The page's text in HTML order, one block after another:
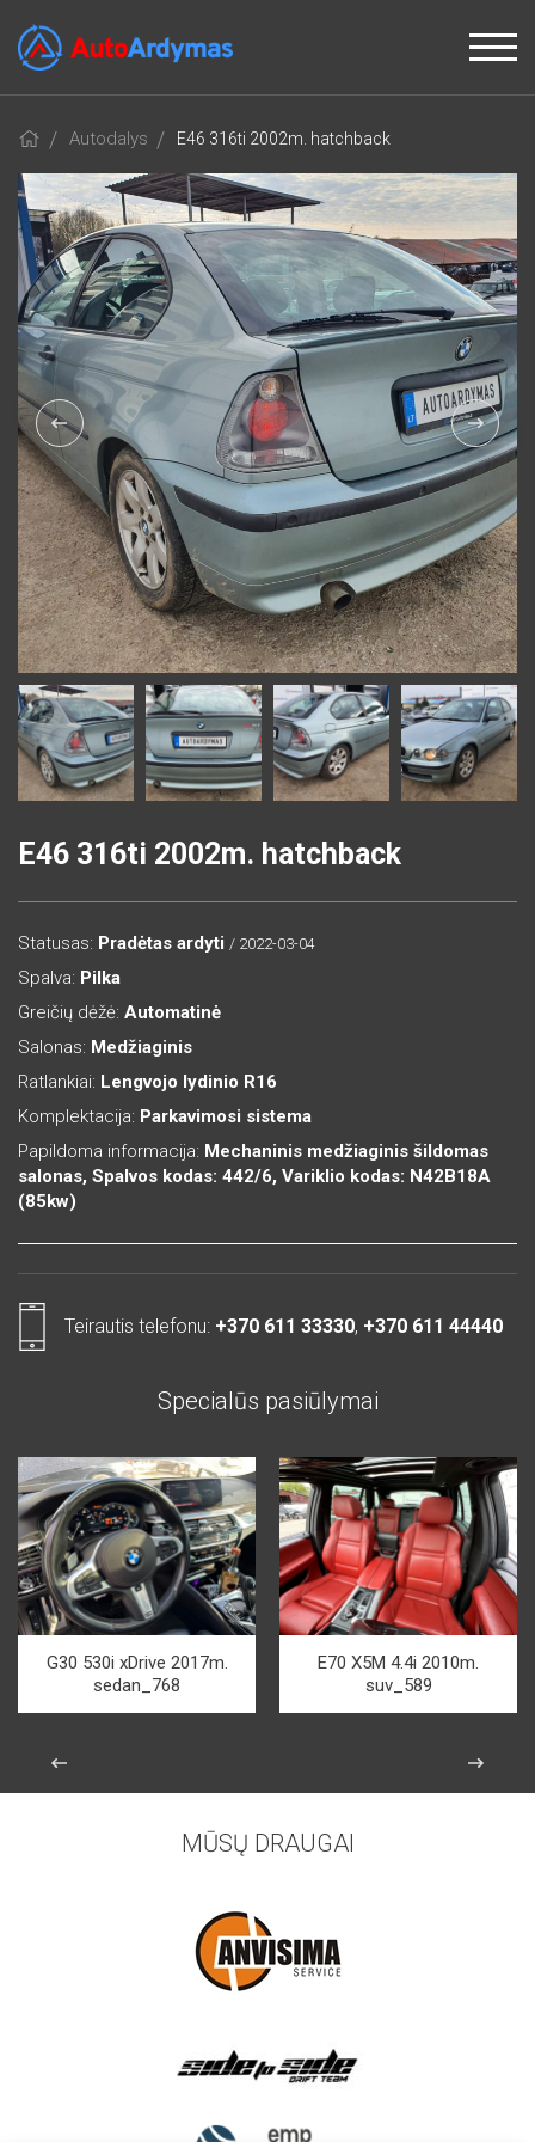
Autodalys E46 316ti 2002m. hatchback
E46 316ti 2002m. hatchback
Statusas: Pradėtas ardyti / 2022-03-04
Spalva: Pilka
Greičių dėžė: Automatinė
Salonas: Medžiaginis
Ratlankiai: Lengvojo lydinio R16
Komplektacija: Parkavimosi sistema
Papildoma informacija: Mechaninis medžiaginis šildomas
salonas, Spalvos kodas: 442/6, Variklio kodas: N42B18A
(85kw)
Teirautis telefonu: +370 611 33330, +370 611 44440
Specialūs pasiūlymai
G30 530i xDrive 2017m.
sedan_768
E70 X5M 4.4i 2010m.
suv_589
MŪSŲ DRAUGAI